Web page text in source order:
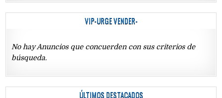
VIP-URGE VENDER-
No hay Anuncios que concuerden con sus criterios de
búsqueda.
ÚLTIMOS DESTACADOS